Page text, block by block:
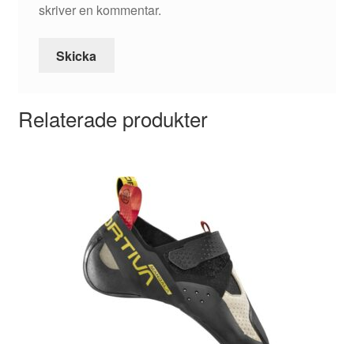
skriver en kommentar.
Relaterade produkter